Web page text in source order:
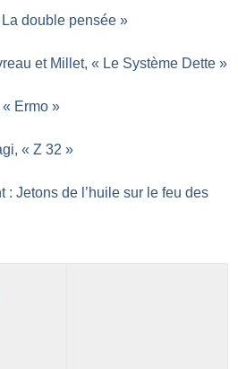
La double pensée »
et Millet, « Le Système Dette »
Ermo »
« Z 32 »
: Jetons de l’huile sur le feu des